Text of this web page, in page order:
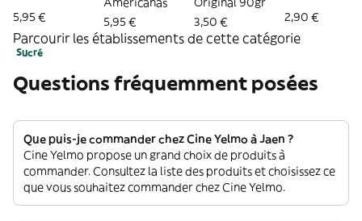
5,95 €
5,95 €
3,50 €
2,90 €
Parcourir les établissements de cette catégorie
Sucré
Questions fréquemment posées
Que puis-je commander chez Cine Yelmo à Jaen ?
Cine Yelmo propose un grand choix de produits à
commander. Consultez la liste des produits et choisissez ce
que vous souhaitez commander chez Cine Yelmo.